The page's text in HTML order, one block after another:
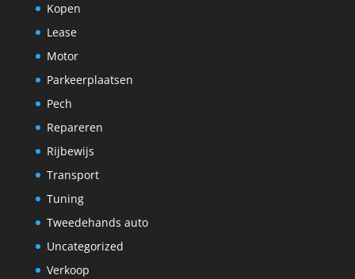
Kopen
Lease
Motor
Parkeerplaatsen
Pech
Repareren
Rijbewijs
Transport
Tuning
Tweedehands auto
Uncategorized
Verkoop